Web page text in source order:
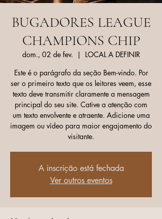
BUGADORES LEAGUE
CHAMPIONS CHIP
dom., 02 de fev.
  |
LOCAL A DEFINIR
Este é o parágrafo da seção Bem-vindo. Por
ser o primeiro texto que os leitores veem, esse
texto deve transmitir claramente a mensagem
principal do seu site. Cative a atenção com
um texto envolvente e atraente. Adicione uma
imagem ou vídeo para maior engajamento do
visitante.
A inscrição está fechada
Ver outros eventos